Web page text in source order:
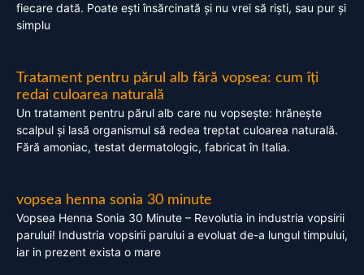
fiecare dată. Poate ești însărcinată și nu vrei să riști, sau pur și
simplu
Tratament pentru părul alb fără vopsea: cum îți
redai culoarea naturală
Un tratament pentru părul alb care nu vopsește: hrănește
scalpul și lasă organismul să redea treptat culoarea naturală.
Fără amoniac, testat dermatologic, fabricat în Italia.
vopsea henna sonia 30 minute
Vopsea Henna Sonia 30 Minute – Revolutia in industria vopsirii
parului! Industria vopsirii parului a evoluat de-a lungul timpului,
iar in prezent exista o mare